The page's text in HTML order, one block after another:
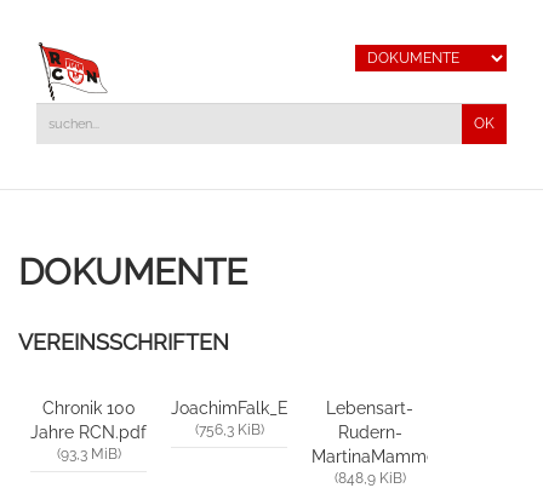
DOKUMENTE
VEREINSSCHRIFTEN
Chronik 100
Jahre RCN.pdf
(93,3 MiB)
JoachimFalk_Erinnerungen.pdf
(756,3 KiB)
Lebensart-
Rudern-
MartinaMammen.pdf
(848,9 KiB)